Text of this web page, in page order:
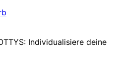
Individualisiere deine